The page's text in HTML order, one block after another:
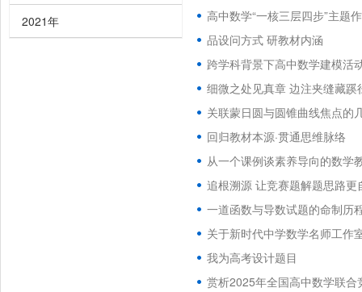
2021年
高中数学“一核三层四步”主题
品设问方式 研教材内涵
跨学科背景下高中数学建模活
细微之处见真章 边注夹缝藏
关联蒙日圆与圆锥曲线焦点的
回归教材本源·贯通思维脉络
从一个课例谈素养导向的数学
追根溯源 让竞赛题解题思路更
一道函数与导数试题的命制历
关于新时代中学数学名师工作
我为高考设计题目
赏析2025年全国高中数学联合